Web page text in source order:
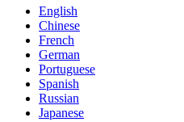
English
Chinese
French
German
Portuguese
Spanish
Russian
Japanese